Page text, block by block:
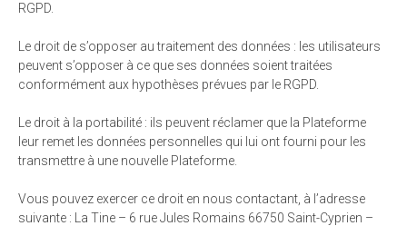
RGPD.
Le droit de s’opposer au traitement des données : les utilisateurs
peuvent s’opposer à ce que ses données soient traitées
conformément aux hypothèses prévues par le RGPD.
Le droit à la portabilité : ils peuvent réclamer que la Plateforme
leur remet les données personnelles qui lui ont fourni pour les
transmettre à une nouvelle Plateforme.
Vous pouvez exercer ce droit en nous contactant, à l’adresse
suivante : La Tine – 6 rue Jules Romains 66750 Saint-Cyprien –